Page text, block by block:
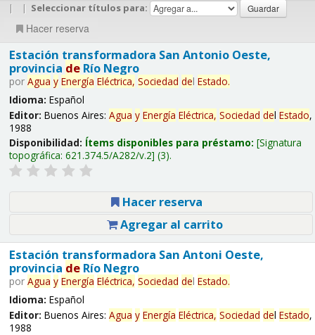
| | Seleccionar títulos para:
Hacer reserva
Estación transformadora San Antonio Oeste,
provincia deRío Negro
por Agua y Energía Eléctrica, Sociedad del Estado.
Idioma: Español
Editor: Buenos Aires: Agua y Energía Eléctrica, Sociedad del Estado,
1988
Disponibilidad: Ítems disponibles para préstamo: Signatura
topográfica: 621.374.5/A282/v.2 (3).
Hacer reserva
Agregar al carrito
Estación transformadora San Antoni Oeste,
provincia deRío Negro
por Agua y Energía Eléctrica, Sociedad del Estado.
Idioma: Español
Editor: Buenos Aires: Agua y Energía Eléctrica, Sociedad del Estado,
1988